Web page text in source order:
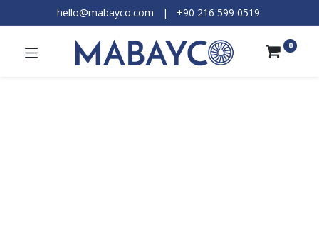
hello@mabayco.com | +90 216 599 0519​
0